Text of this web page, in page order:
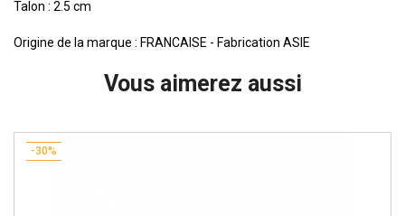
Talon : 2.5 cm
Origine de la marque : FRANCAISE - Fabrication ASIE
Vous aimerez aussi
-30%